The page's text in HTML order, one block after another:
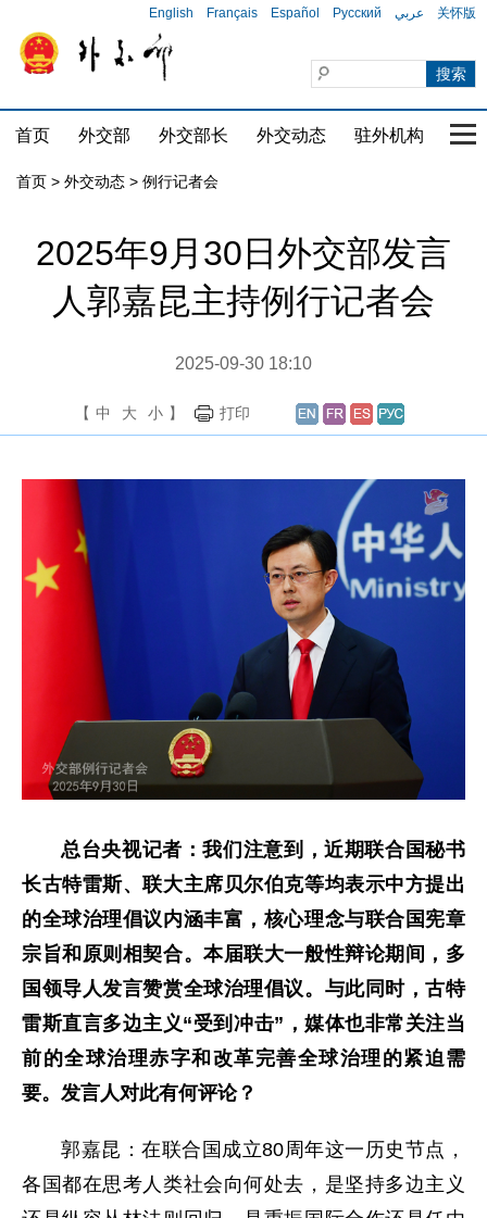
English Français Español Русский عربي 关怀版
首页 外交部 外交部长 外交动态 驻外机构 国
首页 > 外交动态 > 例行记者会
2025年9月30日外交部发言
人郭嘉昆主持例行记者会
2025-09-30 18:10
【 中 大 小 】 打印
总台央视记者：我们注意到，近期联合国秘书
长古特雷斯、联大主席贝尔伯克等均表示中方提出
的全球治理倡议内涵丰富，核心理念与联合国宪章
宗旨和原则相契合。本届联大一般性辩论期间，多
国领导人发言赞赏全球治理倡议。与此同时，古特
雷斯直言多边主义“受到冲击”，媒体也非常关注当
前的全球治理赤字和改革完善全球治理的紧迫需
要。发言人对此有何评论？
郭嘉昆：在联合国成立80周年这一历史节点，
各国都在思考人类社会向何处去，是坚持多边主义